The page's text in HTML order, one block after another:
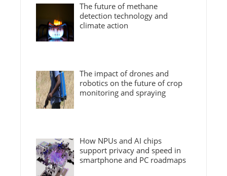
The future of methane
detection technology and
climate action
The impact of drones and
robotics on the future of crop
monitoring and spraying
How NPUs and AI chips
support privacy and speed in
smartphone and PC roadmaps